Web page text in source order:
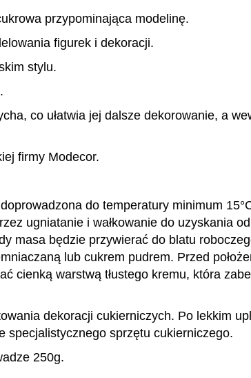
przypominająca modelinę.
figurek i dekoracji.
stylu.
co ułatwia jej dalsze dekorowanie, a
firmy Modecor.
do temperatury minimum
ugniatanie i wałkowanie do uzyskania
masa będzie przywierać do blatu
lub cukrem pudrem. Przed
cienką warstwą tłustego kremu, która
dekoracji cukierniczych. Po lekkim
specjalistycznego sprzętu cukierniczego.
250g.